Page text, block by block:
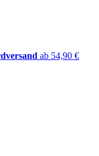
ab 54,90 €